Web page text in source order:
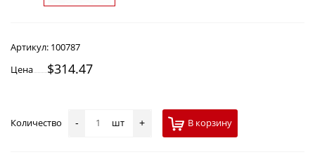
Артикул: 100787
Цена
$314.47
Количество - шт + В корзину